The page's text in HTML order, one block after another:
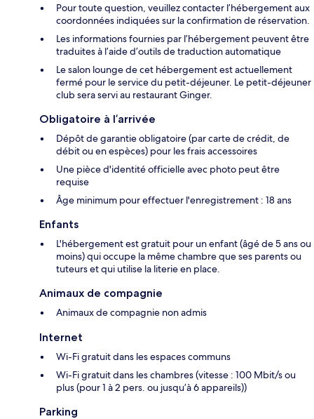
Pour toute question, veuillez contacter l’hébergement aux
coordonnées indiquées sur la confirmation de réservation.
Les informations fournies par l’hébergement peuvent être
traduites à l’aide d’outils de traduction automatique
Le salon lounge de cet hébergement est actuellement
fermé pour le service du petit-déjeuner. Le petit-déjeuner
club sera servi au restaurant Ginger.
Obligatoire à l’arrivée
Dépôt de garantie obligatoire (par carte de crédit, de
débit ou en espèces) pour les frais accessoires
Une pièce d'identité officielle avec photo peut être
requise
Âge minimum pour effectuer l'enregistrement : 18 ans
Enfants
L'hébergement est gratuit pour un enfant (âgé de 5 ans ou
moins) qui occupe la même chambre que ses parents ou
tuteurs et qui utilise la literie en place.
Animaux de compagnie
Animaux de compagnie non admis
Internet
Wi-Fi gratuit dans les espaces communs
Wi-Fi gratuit dans les chambres (vitesse : 100 Mbit/s ou
plus (pour 1 à 2 pers. ou jusqu’à 6 appareils))
Parking